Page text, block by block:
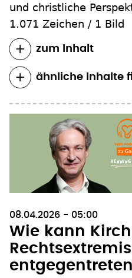
und christliche
1.071 Zeichen / 1 Bild
zum Inhalt
ähnliche Inhalte
08.04.2026 - 05:00
Wie kann